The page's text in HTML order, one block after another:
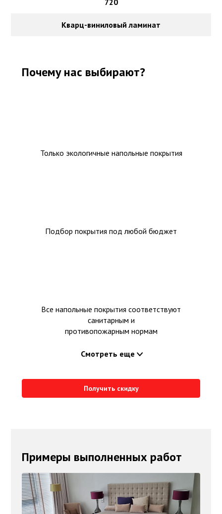
720
Кварц-виниловый ламинат
Почему нас выбирают?
Только экологичные напольные покрытия
Подбор покрытия под любой бюджет
Все напольные покрытия соответствуют
санитарным и
противопожарным нормам
Смотреть еще
Получить скидку
Примеры выполненных работ